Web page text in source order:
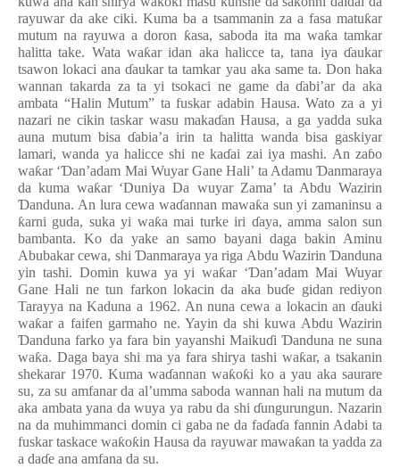
rayuwar da ake ciki. Kuma ba a tsammanin za a fasa matuƙar
mutum na rayuwa a doron ƙasa, saboda ita ma waƙa tamkar
halitta take. Wata waƙar idan aka halicce ta, tana iyaɗaukar
tsawon lokaci anaɗaukar ta tamkar yau aka same ta. Don haka
wannan takarda za ta yi tsokaci ne game daɗabi’ar da aka
ambata “Halin Mutum” ta fuskar adabin Hausa. Wato za a yi
nazari ne cikin taskar wasu makaɗan Hausa, a ga yadda suka
auna mutum bisaɗabia’a irin ta halitta wanda bisa gaskiyar
lamari, wanda ya halicce shi ne kaɗai zai iya mashi. An zaɓo
waƙar ‘Ɗan’adam Mai Wuyar Gane Hali’ ta Adamu Ɗanmaraya
da kuma waƙar ‘Duniya Da wuyar Zama’ ta Abdu Wazirin
Ɗanduna. An lura cewa waɗannan mawaƙa sun yi zamaninsu a
ƙarni guda, suka yi waƙa mai turke iri ɗaya, amma salon sun
bambanta. Ko da yake an samo bayani daga bakin Aminu
Abubakar cewa, shi Ɗanmaraya ya riga Abdu Wazirin Ɗanduna
yin tashi. Domin kuwa ya yi waƙar ‘Ɗan’adam Mai Wuyar
Gane Hali ne tun farkon lokacin da aka buɗe gidan rediyon
Tarayya na Kaduna a 1962. An nuna cewa a lokacin an ɗauki
waƙar a faifen garmaho ne. Yayin da shi kuwa Abdu Wazirin
Ɗanduna farko ya fara bin yayanshi Maikuɗi Ɗanduna ne suna
waƙa. Daga baya shi ma ya fara shirya tashi waƙar, a tsakanin
shekarar 1970. Kuma waɗannan waƙoƙi ko a yau aka saurare
su, za su amfanar da al’umma saboda wannan hali na mutum da
aka ambata yana da wuya ya rabu da shiɗungurungun. Nazarin
na da muhimmanci domin ci gaba ne da faɗaɗa fannin Adabi ta
fuskar taskace waƙoƙin Hausa da rayuwar mawaƙan ta yadda za
a daɗe ana amfana da su.